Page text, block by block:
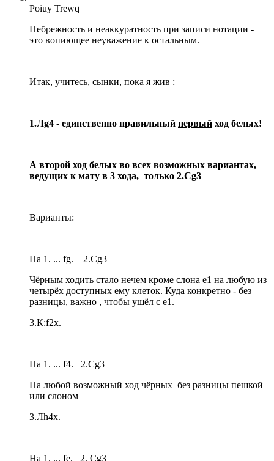
Poiuy Trewq
Небрежность и неаккуратность при записи нотации -
это вопиющее неуважение к остальным.
Итак, учитесь, сынки, пока я жив :
1.Лg4 - единственно правильный первый ход белых!
А второй ход белых во всех возможных вариантах,
ведущих к мату в 3 хода, только 2.Сg3
Варианты:
На 1. ... fg. 2.Сg3
Чёрным ходить стало нечем кроме слона е1 на любую из
четырёх доступных ему клеток. Куда конкретно - без
разницы, важно , чтобы ушёл с е1.
3.К:f2х.
На 1. ... f4. 2.Сg3
На любой возможный ход чёрных без разницы пешкой
или слоном
3.Лh4х.
На 1. ... fe. 2. Cg3